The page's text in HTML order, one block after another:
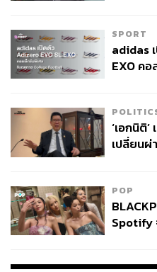
เยร์ประจำร้าน เริ่มตั้งแต่อาห
เสิร์ฟพร้อมฝอยทองและพอร์
แก้มหมูรมควันในคาร์โบนาร
เขียว ยอกกี้พาสต้าผัดแพลงก์
สีดำ ส่วนไฮไลต์ที่เชฟภูมิใจเส
Diamantina และเมนูปลายท
ศตวรรษที่ 21 จะมีรสชาติแล
ของคุณมาหาคำตอบว่าอาหาร
Where:Il Fumo ถนนพระราม
How:เปิดบริการ 2 รอบ เวล
2286 8863 และ 09 7170
ได้ที่goo.gl/RhQ6NM
SPORT
adidas
EXO ค
‘เอกนิติ
เปลี่ยนผ่
POP
Spotify